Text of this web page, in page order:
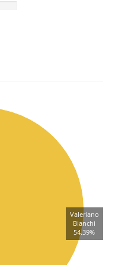
Valeriano
Bianchi
54.39%